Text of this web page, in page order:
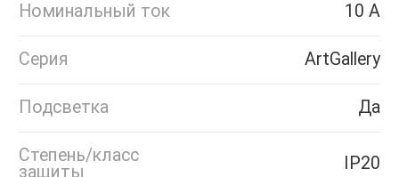
Номинальный ток 10 А
Серия ArtGallery
Подсветка Да
Степень/класс
защиты
IP20